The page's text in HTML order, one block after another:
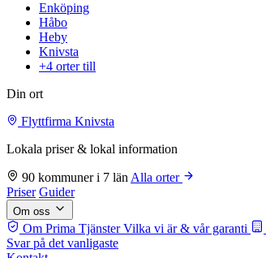
Enköping
Håbo
Heby
Knivsta
+4 orter till
Din ort
Flyttfirma Knivsta
Lokala priser & lokal information
90 kommuner i 7 län Alla orter
Priser Guider
Om oss
Om Prima Tjänster Vilka vi är & vår garanti
Svar på det vanligaste